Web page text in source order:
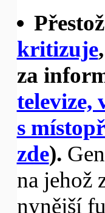
kritizuje
za
televize,
s
zde).
na jehož
nynější